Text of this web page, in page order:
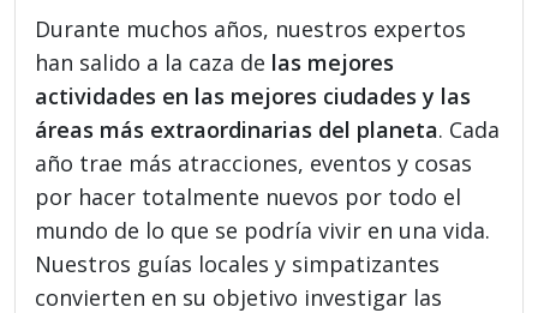
Durante muchos años, nuestros expertos
han salido a la caza de las mejores
actividades en las mejores ciudades y las
áreas más extraordinarias del planeta. Cada
año trae más atracciones, eventos y cosas
por hacer totalmente nuevos por todo el
mundo de lo que se podría vivir en una vida.
Nuestros guías locales y simpatizantes
convierten en su objetivo investigar las